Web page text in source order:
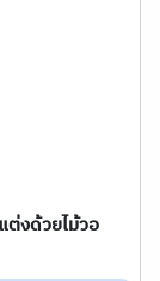
ต่งด้วยไม้วอ